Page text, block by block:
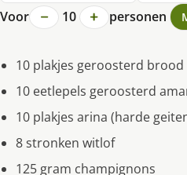
Voor − 10 + personen
10 plakjes geroosterd brood
10 eetlepels geroosterd
10 plakjes arina (harde
8 stronken witlof
125 gram champignons